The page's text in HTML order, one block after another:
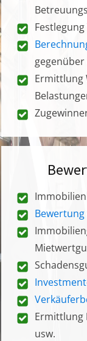
Ermittlung
Ermittlung
usw.